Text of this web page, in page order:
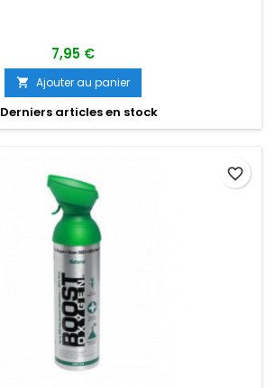
7,95 €
 Ajouter au panier
Derniers articles en stock
favorite_border